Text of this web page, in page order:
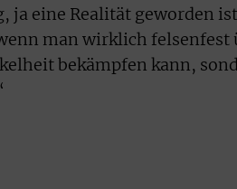
ja eine Realität geworden
man wirklich felsenfest
bekämpfen kann,